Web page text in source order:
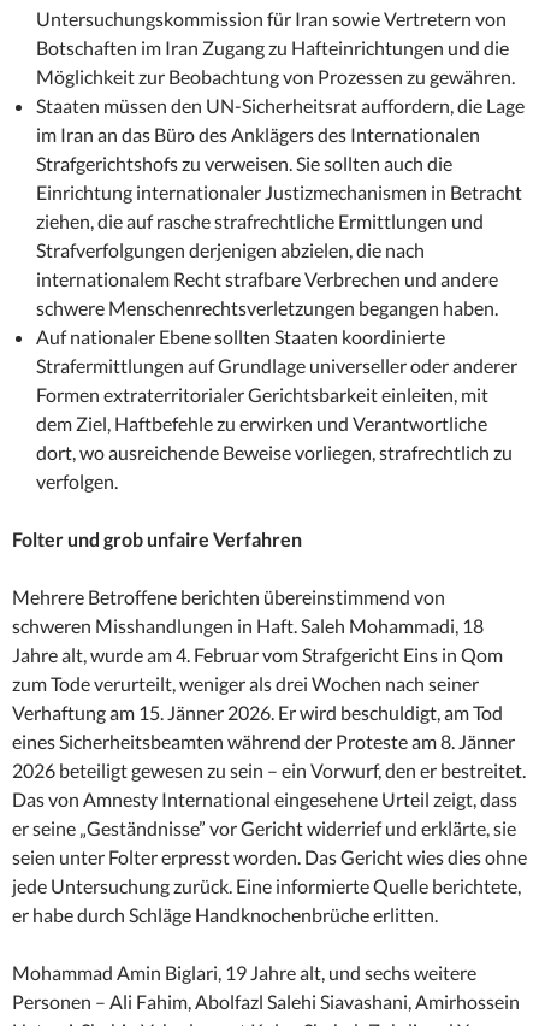
Untersuchungskommission für Iran sowie Vertretern von
Botschaften im Iran Zugang zu Hafteinrichtungen und die
Möglichkeit zur Beobachtung von Prozessen zu gewähren.
Staaten müssen den UN-Sicherheitsrat auffordern, die Lage
im Iran an das Büro des Anklägers des Internationalen
Strafgerichtshofs zu verweisen. Sie sollten auch die
Einrichtung internationaler Justizmechanismen in Betracht
ziehen, die auf rasche strafrechtliche Ermittlungen und
Strafverfolgungen derjenigen abzielen, die nach
internationalem Recht strafbare Verbrechen und andere
schwere Menschenrechtsverletzungen begangen haben.
Auf nationaler Ebene sollten Staaten koordinierte
Strafermittlungen auf Grundlage universeller oder anderer
Formen extraterritorialer Gerichtsbarkeit einleiten, mit
dem Ziel, Haftbefehle zu erwirken und Verantwortliche
dort, wo ausreichende Beweise vorliegen, strafrechtlich zu
verfolgen.
Folter und grob unfaire Verfahren
Mehrere Betroffene berichten übereinstimmend von
schweren Misshandlungen in Haft. Saleh Mohammadi, 18
Jahre alt, wurde am 4. Februar vom Strafgericht Eins in Qom
zum Tode verurteilt, weniger als drei Wochen nach seiner
Verhaftung am 15. Jänner 2026. Er wird beschuldigt, am Tod
eines Sicherheitsbeamten während der Proteste am 8. Jänner
2026 beteiligt gewesen zu sein – ein Vorwurf, den er bestreitet.
Das von Amnesty International eingesehene Urteil zeigt, dass
er seine „Geständnisse” vor Gericht widerrief und erklärte, sie
seien unter Folter erpresst worden. Das Gericht wies dies ohne
jede Untersuchung zurück. Eine informierte Quelle berichtete,
er habe durch Schläge Handknochenbrüche erlitten.
Mohammad Amin Biglari, 19 Jahre alt, und sechs weitere
Personen – Ali Fahim, Abolfazl Salehi Siavashani, Amirhossein